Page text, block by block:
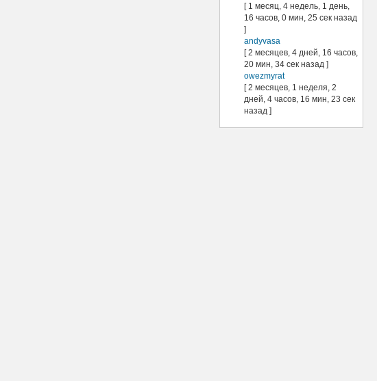
[ 1 месяц, 4 недель, 1 день,
16 часов, 0 мин, 25 сек назад
]
andyvasa
[ 2 месяцев, 4 дней, 16 часов,
20 мин, 34 сек назад ]
owezmyrat
[ 2 месяцев, 1 неделя, 2
дней, 4 часов, 16 мин, 23 сек
назад ]